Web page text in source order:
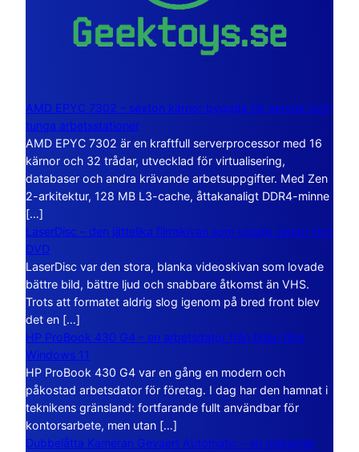
AMD EPYC 7302 – sexton kärnor byggda för servrar och
tunga arbetsstationer
AMD EPYC 7302 är en kraftfull serverprocessor med 16
kärnor och 32 trådar, utvecklad för virtualisering,
databaser och andra krävande arbetsuppgifter. Med Zen
2-arkitektur, 128 MB L3-cache, åttakanaligt DDR4-minne
[…]
LaserDisc – den jättelika filmskivan som visade vägen mot
DVD
LaserDisc var den stora, blanka videoskivan som lovade
bättre bild, bättre ljud och snabbare åtkomst än VHS.
Trots att formatet aldrig slog igenom på bred front blev
det en […]
HP ProBook 430 G4 – en arbetsdator från tiden före
Windows 11
HP ProBook 430 G4 var en gång en modern och
påkostad arbetsdator för företag. I dag har den hamnat i
teknikens gränsland: fortfarande fullt användbar för
kontorsarbete, men utan […]
Dubbelåtta Kameran Gevaert Automatic – en mekanisk